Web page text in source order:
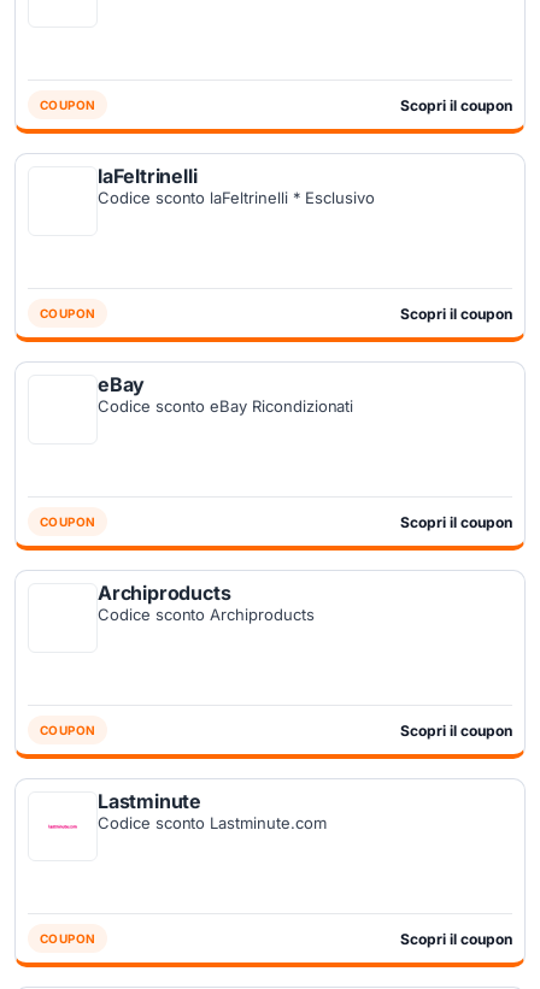
COUPON Scopri il coupon
laFeltrinelli
Codice sconto laFeltrinelli * Esclusivo
COUPON Scopri il coupon
eBay
Codice sconto eBay Ricondizionati
COUPON Scopri il coupon
Archiproducts
Codice sconto Archiproducts
COUPON Scopri il coupon
Lastminute
Codice sconto Lastminute.com
COUPON Scopri il coupon